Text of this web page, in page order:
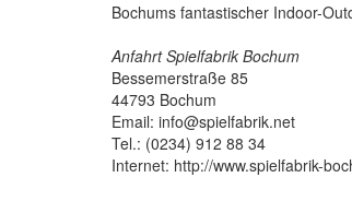
Bochums fantastischer Indoor-
Anfahrt Spielfabrik Bochum
Bessemerstraße 85
44793 Bochum
Email: info@spielfabrik.net
Tel.: (0234) 912 88 34
Internet: http://www.spielfabrik-